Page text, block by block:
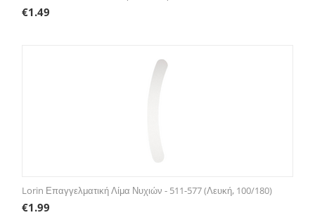
€1.49
Lorin Επαγγελματική Λίμα Νυχιών - 511-577 (Λευκή, 100/180)
€1.99